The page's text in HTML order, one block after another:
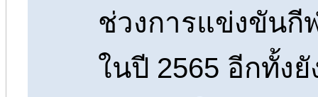
ช่วงการแข่งขันกี
ในปี 2565 อีกทั้งยั